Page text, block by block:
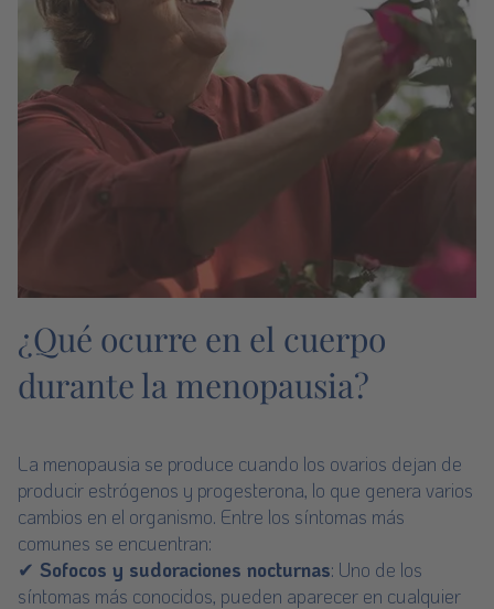
¿Qué ocurre en el cuerpo
durante la menopausia?
La menopausia se produce cuando los ovarios dejan de
producir estrógenos y progesterona, lo que genera varios
cambios en el organismo. Entre los síntomas más
comunes se encuentran:
✔ Sofocos y sudoraciones nocturnas: Uno de los
síntomas más conocidos, pueden aparecer en cualquier